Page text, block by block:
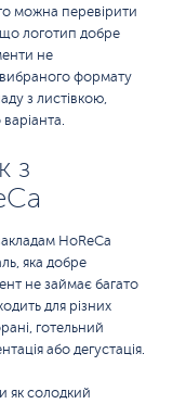
можна перевірити
логотип добре
не
вибраного формату
з листівкою,
з
HoReCa
яка добре
не займає багато
для різних
готельний
або дегустація.
як солодкий